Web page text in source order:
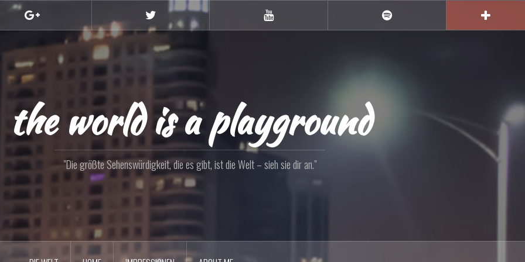
Twitter YouTube
the world is a playground
"Die größte Sehenswürdigkeit, die es gibt, ist die Welt – sieh sie dir an."